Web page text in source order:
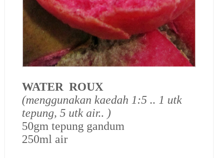
WATER ROUX
(menggunakan kaedah 1:5 .. 1 utk
tepung, 5 utk air.. )
50gm tepung gandum
250ml air